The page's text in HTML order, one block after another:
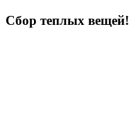
Сбор теплых вещей!